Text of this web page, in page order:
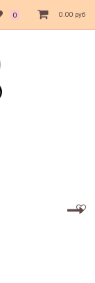
0 0.00 руб